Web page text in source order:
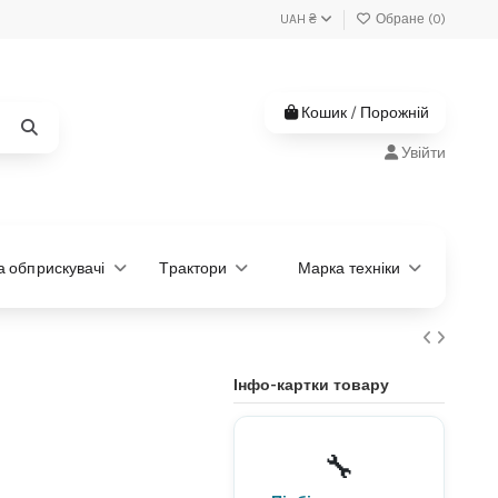
UAH ₴ Обране (0)
Кошик / Порожній
Увійти
обприскувачі Трактори Марка техніки
Інфо-картки товару
🔧
потрібна?
Підберемо за моделлю або